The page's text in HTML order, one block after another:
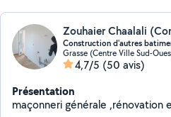
Construction d'autres
Grasse (Centre Ville Sud-
4,7/5 (50 avis)
Présentation
maçonneri générale ,rénovation